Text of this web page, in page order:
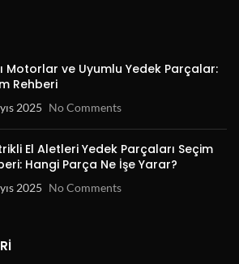
Motorlar ve Uyumlu Yedek Parçalar:
Rehberi
2025 No Comments
El Aletleri Yedek Parçaları Seçim
Hangi Parça Ne İşe Yarar?
2025 No Comments